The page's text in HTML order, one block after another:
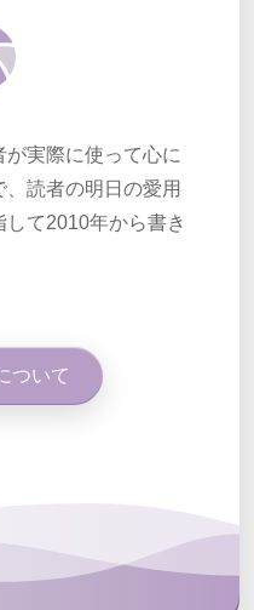
実際に使って心に
読者の明日の愛用
て2010年から書き
ついて